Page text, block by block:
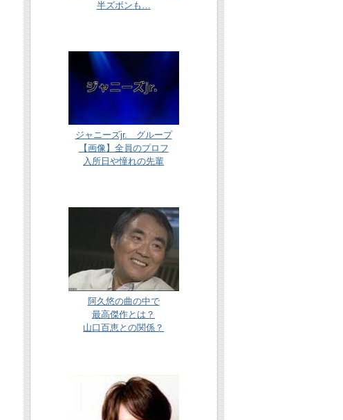
半ズボンも…
ジャニーズjr. グループ
【画像】全員のプロフ
入所日や憧れの先輩
阿久悠の曲の中で
最高傑作とは？
山口百恵との関係？